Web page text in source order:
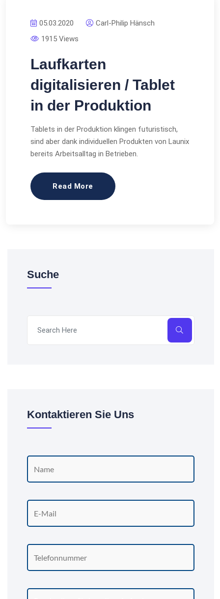
05.03.2020
Carl-Philip Hänsch
1915 Views
Laufkarten
digitalisieren / Tablet
in der Produktion
Tablets in der Produktion klingen futuristisch,
sind aber dank individuellen Produkten von Launix
bereits Arbeitsalltag in Betrieben.
Read More
Suche
Kontaktieren Sie Uns